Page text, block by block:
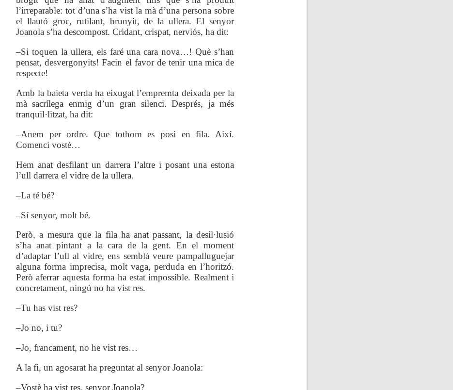
l’irreparable: tot d’una s’ha vist la mà d’una persona sobre
el llautó groc, rutilant, brunyit, de la ullera. El senyor
Joanola s’ha descompost. Cridant, crispat, nerviós, ha dit:
–Si toquen la ullera, els faré una cara nova…! Què s’han
pensat, desvergonyits! Facin el favor de tenir una mica de
respecte!
Amb la baieta verda ha eixugat l’empremta deixada per la
mà sacrílega enmig d’un gran silenci. Després, ja més
tranquil·litzat, ha dit:
–Anem per ordre. Que tothom es posi en fila. Així.
Comenci vostè…
Hem anat desfilant un darrera l’altre i posant una estona
l’ull darrera el vidre de la ullera.
–La té bé?
–Sí senyor, molt bé.
Però, a mesura que la fila ha anat passant, la desil·lusió
s’ha anat pintant a la cara de la gent. En el moment
d’adaptar l’ull al vidre, ens semblà veure pampalluguejar
alguna forma imprecisa, molt vaga, perduda en l’horitzó.
Però aferrar aquesta forma ha estat impossible. Realment i
concretament, ningú no ha vist res.
–Tu has vist res?
–Jo no, i tu?
–Jo, francament, no he vist res…
A la fi, un agosarat ha preguntat al senyor Joanola:
–Vostè ha vist res, senyor Joanola?